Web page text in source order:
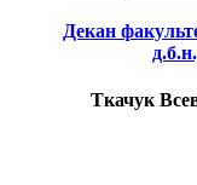
Декан
Ткачук